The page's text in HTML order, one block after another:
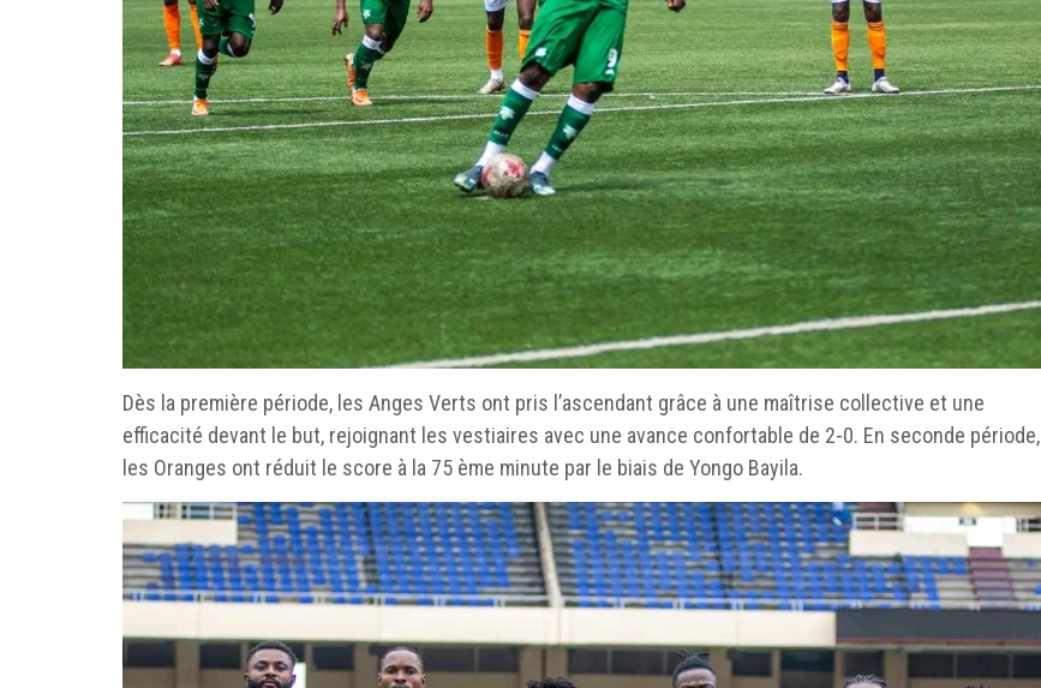
‎Dès la première période, les Anges Verts ont pris l’ascendant grâce à une maîtrise collective et une
efficacité devant le but, rejoignant les vestiaires avec une avance confortable de 2-0. En seconde période,
les Oranges ont réduit le score à la 75 ème minute par le biais de Yongo Bayila.